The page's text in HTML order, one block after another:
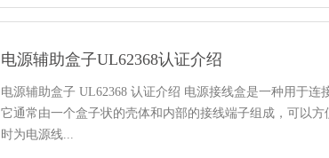
电源辅助盒子UL62368认证介绍
电源辅助盒子 UL62368 认证介绍 电源接线盒是一种用于连
它通常由一个盒子状的壳体和内部的接线端子组成，可以方
时为电源线...